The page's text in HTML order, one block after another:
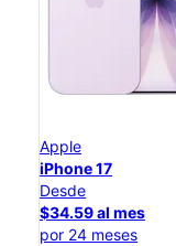
Apple
iPhone 17
Desde
$34.59 al mes
por 24 meses